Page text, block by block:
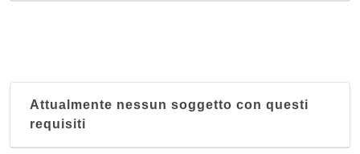
Attualmente nessun soggetto con questi
requisiti